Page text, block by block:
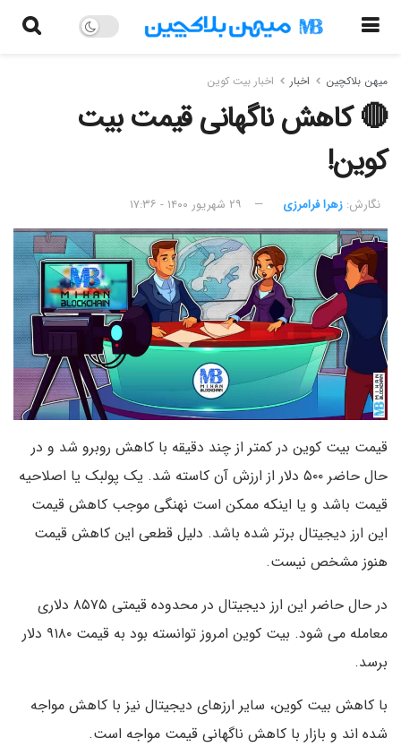
میهن بلاکچین اخبار اخبار بیت کوین
🔴 کاهش ناگهانی قیمت بیت
کوین!
نگارش:‌ زهرا فرامرزی ۲۹ شهریور ۱۴۰۰ - ۱۷:۳۶
قیمت بیت کوین در کمتر از چند دقیقه با کاهش روبرو شد و در
حال حاضر ۵۰۰ دلار از ارزش آن کاسته شد. یک پولبک یا اصلاحیه
قیمت باشد و یا اینکه ممکن است نهنگی موجب کاهش قیمت
این ارز دیجیتال برتر شده باشد. دلیل قطعی این کاهش قیمت
هنوز مشخص نیست.
در حال حاضر این ارز دیجیتال در محدوده قیمتی ۸۵۷۵ دلاری
معامله می شود. بیت کوین امروز توانسته بود به قیمت ۹۱۸۰ دلار
برسد.
با کاهش بیت کوین، سایر ارزهای دیجیتال نیز با کاهش مواجه
شده اند و بازار با کاهش ناگهانی قیمت مواجه است.